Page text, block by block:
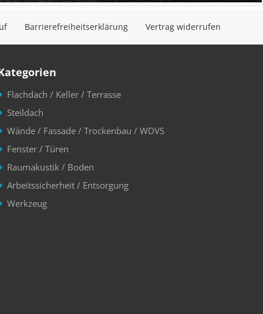
Barrierefreiheitserklärung Vertrag widerrufen
Flachdach / Keller / Terrasse
Steildach
Wände / Fassade / Trockenbau / WDVS
Fenster / Türen
Raumakustik / Boden
Arbeitssicherheit / Entsorgung
Werkzeug